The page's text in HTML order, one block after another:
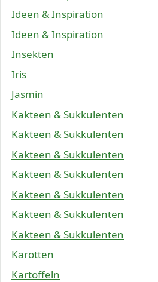
Ideen & Inspiration
Ideen & Inspiration
Insekten
Iris
Jasmin
Kakteen & Sukkulenten
Kakteen & Sukkulenten
Kakteen & Sukkulenten
Kakteen & Sukkulenten
Kakteen & Sukkulenten
Kakteen & Sukkulenten
Kakteen & Sukkulenten
Karotten
Kartoffeln